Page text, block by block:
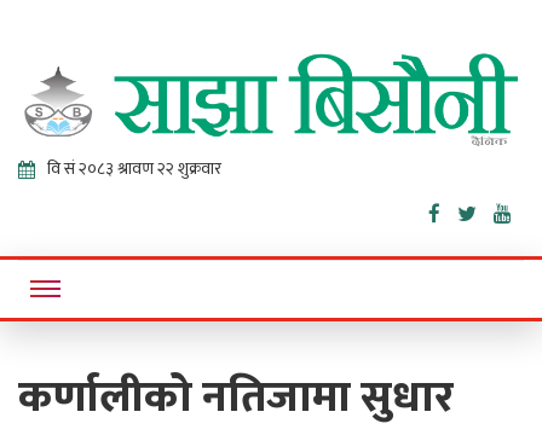
Sajha
Bisaunee
Online News Portal
कर्णालीको नतिजामा सुधार